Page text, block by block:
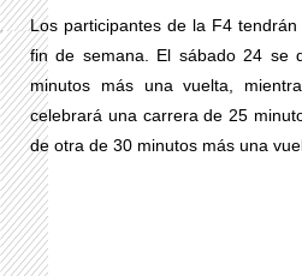
Los participantes de la F4
fin de semana. El sábado 24 se
minutos más una vuelta,
celebrará una carrera de 25
de otra de 30 minutos más una